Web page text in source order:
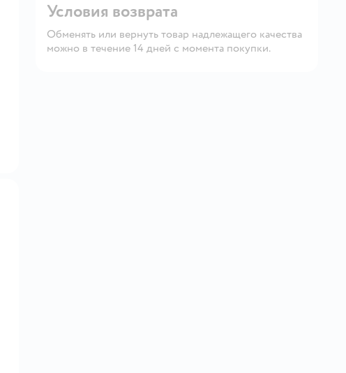
Условия возврата
Обменять или вернуть товар надлежащего качества
можно в течение 14 дней с момента покупки.